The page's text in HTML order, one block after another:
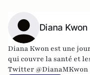
Diana Kwon
Diana Kwon est une
qui couvre la santé et
Twitter @DianaMKwon